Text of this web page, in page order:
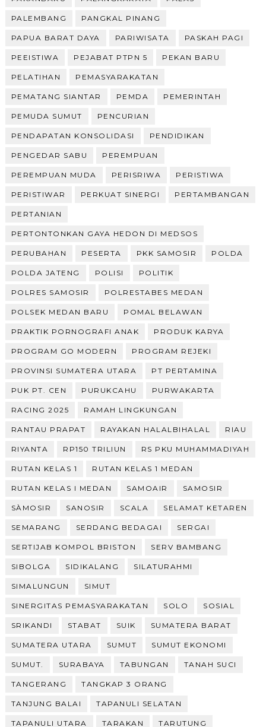
PALEMBANG PANGKAL PINANG
PAPUA BARAT DAYA PARIWISATA PASKAH PAGI
PEEISTIWA PEJABAT PTPN 5 PEKAN BARU
PELATIHAN PEMASYARAKATAN
PEMATANG SIANTAR PEMDA PEMERINTAH
PEMUDA SUMUT PENCURIAN
PENDAPATAN KONSOLIDASI PENDIDIKAN
PENGEDAR SABU PEREMPUAN
PEREMPUAN MUDA PERISRIWA PERISTIWA
PERISTIWAR PERKUAT SINERGI PERTAMBANGAN
PERTANIAN
PERTONTONKAN GAYA HEDON DI MEDSOS
PERUBAHAN PESERTA PKK SAMOSIR POLDA
POLDA JATENG POLISI POLITIK
POLRES SAMOSIR POLRESTABES MEDAN
POLSEK MEDAN BARU POMAL BELAWAN
PRAKTIK PORNOGRAFI ANAK PRODUK KARYA
PROGRAM GO MODERN PROGRAM REJEKI
PROVINSI SUMATERA UTARA PT PERTAMINA
PUK PT. CEN PURUKCAHU PURWAKARTA
RACING 2025 RAMAH LINGKUNGAN
RANTAU PRAPAT RAYAKAN HALALBIHALAL RIAU
RIYANTA RP150 TRILIUN RS PKU MUHAMMADIYAH
RUTAN KELAS 1 RUTAN KELAS 1 MEDAN
RUTAN KELAS I MEDAN SAMOAIR SAMOSIR
SÀMOSIR SANOSIR SCALA SELAMAT KETAREN
SEMARANG SERDANG BEDAGAI SERGAI
SERTIJAB KOMPOL BRISTON SERV BAMBANG
SIBOLGA SIDIKALANG SILATURAHMI
SIMALUNGUN SIMUT
SINERGITAS PEMASYARAKATAN SOLO SOSIAL
SRIKANDI STABAT SUIK SUMATERA BARAT
SUMATERA UTARA SUMUT SUMUT EKONOMI
SUMUT. SURABAYA TABUNGAN TANAH SUCI
TANGERANG TANGKAP 3 ORANG
TANJUNG BALAI TAPANULI SELATAN
TAPANULI UTARA TARAKAN TARUTUNG